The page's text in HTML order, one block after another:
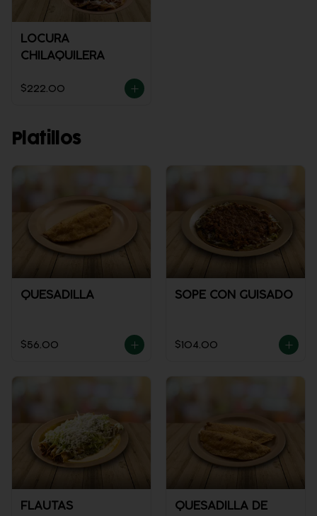
LOCURA
CHILAQUILERA
$222.00
Platillos
QUESADILLA
$56.00
SOPE CON GUISADO
$104.00
FLAUTAS QUESADILLA DE